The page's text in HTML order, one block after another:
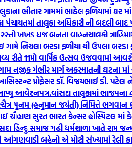
ભીનાર ગામમાં ભાઠેલ ફળિયામાં
પંચાયતમાં તાલુકા અધિકારી ની બદલી
ખખડ ધજ બનતા વાહનચાલકો
ગામે નિચલા બરડા ફળીયા થી ઉપલા
રીતે 11મો વાર્ષિક ઉત્સવ ઉજવવામાં
નજીક ગંભીર માર્ગ અકસ્માતની ઘટના
આસિસ્ટન્ટ પ્રોફેસર ડૉ. વિજયભાઈ ડી.
આવેદનપત્ર.વાંસદા તાલુકામાં
પુનમ (હનુમાન જયંતી) નિમિત્તે
ચૌહાણ સુરત ભારત કેન્સર હોસ્પિટલ માં
હિન્દુ સમાજ ગઢી ધર્મશાળા ખાતે રામ
આંગણવાડી બહેનો એ મોટી સંખ્યામાં રેલી